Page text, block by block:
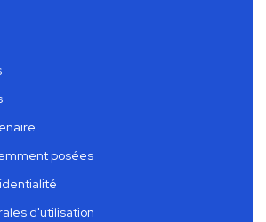
posées
d'utilisation